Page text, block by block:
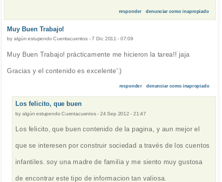
responder denunciar como inapropiado
Muy Buen Trabajo!
by algún estupendo Cuentacuentos-7 Dic 2011 - 07:09
Muy Buen Trabajo! prácticamente me hicieron la tarea!! jaja
Gracias y el contenido es excelente':)
responder denunciar como inapropiado
Los felicito, que buen
by algún estupendo Cuentacuentos-24 Sep 2012 - 21:47
Los felicito, que buen contenido de la pagina, y aun mejor el
que se interesen por construir sociedad a través de los cuentos
infantiles. soy una madre de familia y me siento muy gustosa
de encontrar este tipo de informacion tan valiosa.